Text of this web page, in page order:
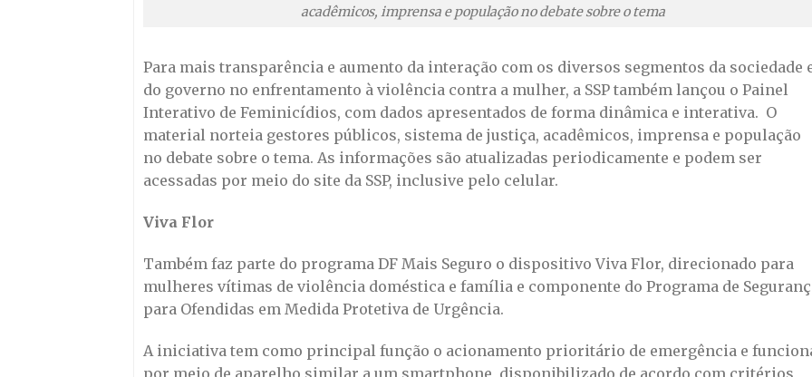
acadêmicos, imprensa e população no debate sobre o tema
Para mais transparência e aumento da interação com os diversos segmentos da sociedade
do governo no enfrentamento à violência contra a mulher, a SSP também lançou o Painel
Interativo de Feminicídios, com dados apresentados de forma dinâmica e interativa. O
material norteia gestores públicos, sistema de justiça, acadêmicos, imprensa e população
no debate sobre o tema. As informações são atualizadas periodicamente e podem ser
acessadas por meio do site da SSP, inclusive pelo celular.
Viva Flor
Também faz parte do programa DF Mais Seguro o dispositivo Viva Flor, direcionado para
mulheres vítimas de violência doméstica e família e componente do Programa de
para Ofendidas em Medida Protetiva de Urgência.
A iniciativa tem como principal função o acionamento prioritário de emergência e
por meio de aparelho similar a um smartphone, disponibilizado de acordo com critérios